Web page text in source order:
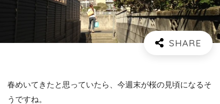
春めいてきたと思っていたら、今週末が桜の見頃になるそ
うですね。